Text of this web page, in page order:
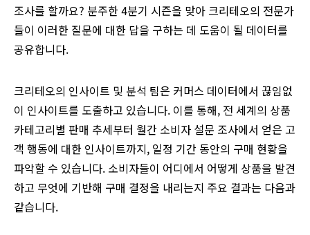
조사를 할까요? 분주한 4분기 시즌을 맞아 크리테오의 전문가
들이 이러한 질문에 대한 답을 구하는 데 도움이 될 데이터를
공유합니다.
크리테오의 인사이트 및 분석 팀은 커머스 데이터에서 끊임없
이 인사이트를 도출하고 있습니다. 이를 통해, 전 세계의 상품
카테고리별 판매 추세부터 월간 소비자 설문 조사에서 얻은 고
객 행동에 대한 인사이트까지, 일정 기간 동안의 구매 현황을
파악할 수 있습니다. 소비자들이 어디에서 어떻게 상품을 발견
하고 무엇에 기반해 구매 결정을 내리는지 주요 결과는 다음과
같습니다.